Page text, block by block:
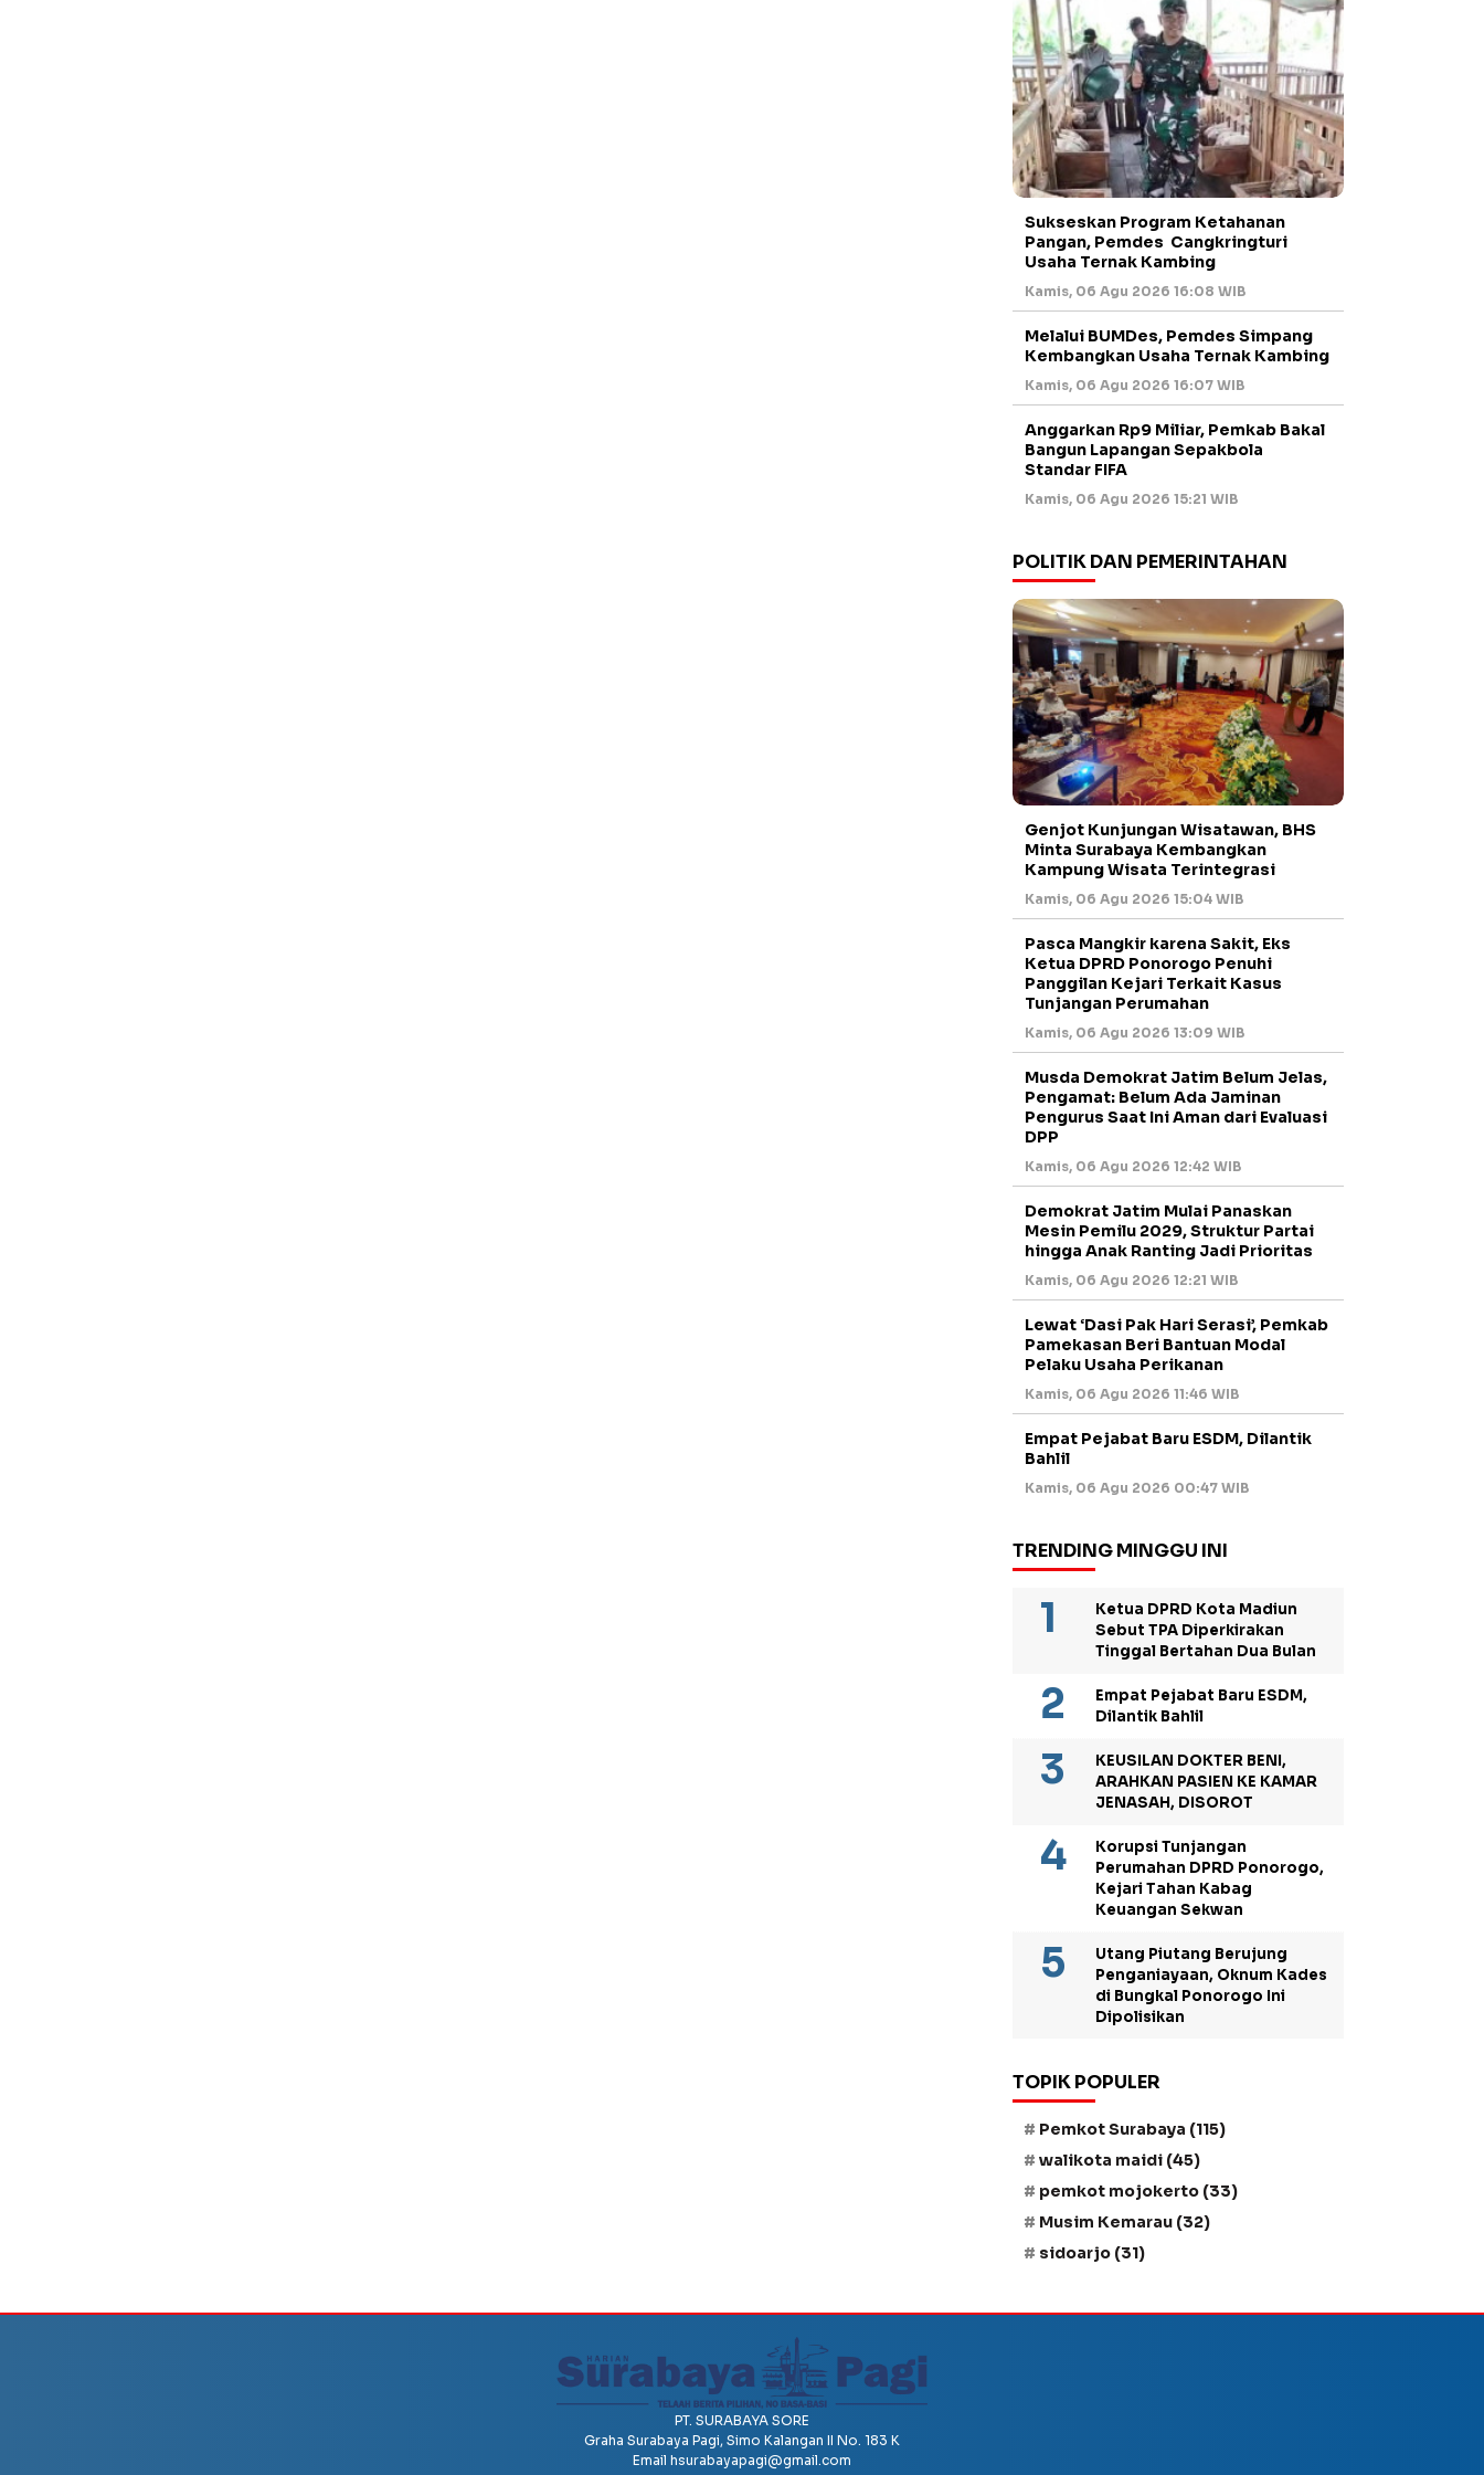
Sukseskan Program Ketahanan
Pangan, Pemdes Cangkringturi
Usaha Ternak Kambing
Kamis, 06 Agu 2026 16:08 WIB
Melalui BUMDes, Pemdes Simpang
Kembangkan Usaha Ternak Kambing
Kamis, 06 Agu 2026 16:07 WIB
Anggarkan Rp9 Miliar, Pemkab Bakal
Bangun Lapangan Sepakbola
Standar FIFA
Kamis, 06 Agu 2026 15:21 WIB
POLITIK DAN PEMERINTAHAN
Genjot Kunjungan Wisatawan, BHS
Minta Surabaya Kembangkan
Kampung Wisata Terintegrasi
Kamis, 06 Agu 2026 15:04 WIB
Pasca Mangkir karena Sakit, Eks
Ketua DPRD Ponorogo Penuhi
Panggilan Kejari Terkait Kasus
Tunjangan Perumahan
Kamis, 06 Agu 2026 13:09 WIB
Musda Demokrat Jatim Belum Jelas,
Pengamat: Belum Ada Jaminan
Pengurus Saat Ini Aman dari Evaluasi
DPP
Kamis, 06 Agu 2026 12:42 WIB
Demokrat Jatim Mulai Panaskan
Mesin Pemilu 2029, Struktur Partai
hingga Anak Ranting Jadi Prioritas
Kamis, 06 Agu 2026 12:21 WIB
Lewat ‘Dasi Pak Hari Serasi’, Pemkab
Pamekasan Beri Bantuan Modal
Pelaku Usaha Perikanan
Kamis, 06 Agu 2026 11:46 WIB
Empat Pejabat Baru ESDM, Dilantik
Bahlil
Kamis, 06 Agu 2026 00:47 WIB
TRENDING MINGGU INI
Ketua DPRD Kota Madiun
Sebut TPA Diperkirakan
Tinggal Bertahan Dua Bulan
Empat Pejabat Baru ESDM,
Dilantik Bahlil
KEUSILAN DOKTER BENI,
ARAHKAN PASIEN KE KAMAR
JENASAH, DISOROT
Korupsi Tunjangan
Perumahan DPRD Ponorogo,
Kejari Tahan Kabag
Keuangan Sekwan
Utang Piutang Berujung
Penganiayaan, Oknum Kades
di Bungkal Ponorogo Ini
Dipolisikan
TOPIK POPULER
Pemkot Surabaya (115)
walikota maidi (45)
pemkot mojokerto (33)
Musim Kemarau (32)
sidoarjo (31)
PT. SURABAYA SORE
Graha Surabaya Pagi, Simo Kalangan II No. 183 K
Email hsurabayapagi@gmail.com